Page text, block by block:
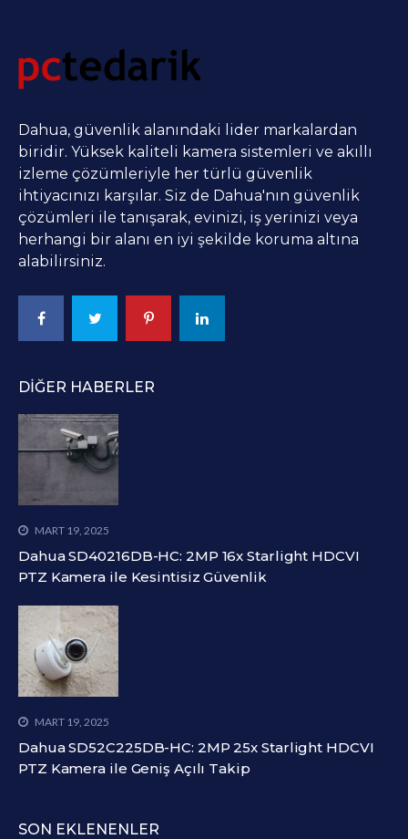
Dahua, güvenlik alanındaki lider markalardan
biridir. Yüksek kaliteli kamera sistemleri ve akıllı
izleme çözümleriyle her türlü güvenlik
ihtiyacınızı karşılar. Siz de Dahua'nın güvenlik
çözümleri ile tanışarak, evinizi, iş yerinizi veya
herhangi bir alanı en iyi şekilde koruma altına
alabilirsiniz.
DIĞER HABERLER
MART 19, 2025
Dahua SD40216DB-HC: 2MP 16x Starlight HDCVI
PTZ Kamera ile Kesintisiz Güvenlik
MART 19, 2025
Dahua SD52C225DB-HC: 2MP 25x Starlight HDCVI
PTZ Kamera ile Geniş Açılı Takip
SON EKLENENLER